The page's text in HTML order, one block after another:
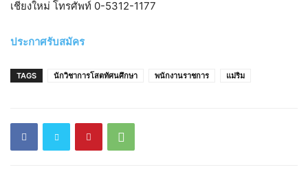
เชียงใหม่ โทรศัพท์ 0-5312-1177
ประกาศรับสมัคร
TAGS นักวิชาการโสตทัศนศึกษา พนักงานราชการ แม่ริม